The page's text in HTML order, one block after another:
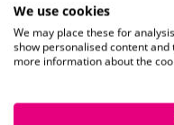
Artikelvorschau
We use cookies
We may place these for
show personalised content
more information about the